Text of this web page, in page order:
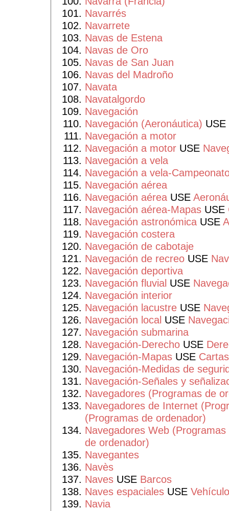
Navarrés
Navarrete
Navas de Estena
Navas de Oro
Navas de San Juan
Navas del Madroño
Navata
Navatalgordo
Navegación
Navegación (Aeronáutica) USE
Navegación a motor
Navegación a motorUSE
Navegación a vela
Navegación a vela-
Navegación aérea
Navegación aérea USE
Navegación aérea-MapasUSE
Navegación astronómica USE
Navegación costera
Navegación de cabotaje
Navegación de recreoUSE
Navegación deportiva
Navegación fluvial USE
Navegación interior
Navegación lacustreUSE
Navegación local USE
Navegación submarina
Navegación-DerechoUSE
Navegación-MapasUSE
Navegación-Medidas de
Navegación-Señales y
Navegadores (Programas de
Navegadores de Internet
(Programas de ordenador)
Navegadores Web
de ordenador)
Navegantes
Navès
NavesUSE Barcos
Naves espacialesUSE
Navia